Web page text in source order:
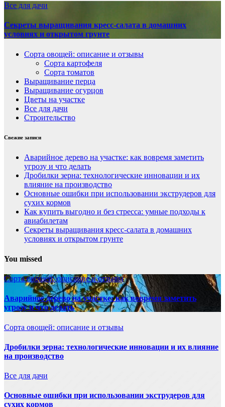
Все для дачи
Секреты выращивания кресс-салата в домашних
условиях и открытом грунте
Сорта овощей: описание и отзывы
Сорта картофеля
Сорта томатов
Выращивание перца
Выращивание огурцов
Цветы на участке
Все для дачи
Строительство
Свежие записи
Аварийное дерево на участке: как вовремя заметить
угрозу и что делать
Дробилки зерна: технологические инновации и их
влияние на производство
Основные ошибки при использовании экструдеров для
сухих кормов
Как купить выгодно и без стресса: умные подходы к
авиабилетам
Секреты выращивания кресс-салата в домашних
условиях и открытом грунте
You missed
Сорта овощей: описание и отзывы
Аварийное дерево на участке: как вовремя заметить
угрозу и что делать
Сорта овощей: описание и отзывы
Дробилки зерна: технологические инновации и их влияние
на производство
Все для дачи
Основные ошибки при использовании экструдеров для
сухих кормов